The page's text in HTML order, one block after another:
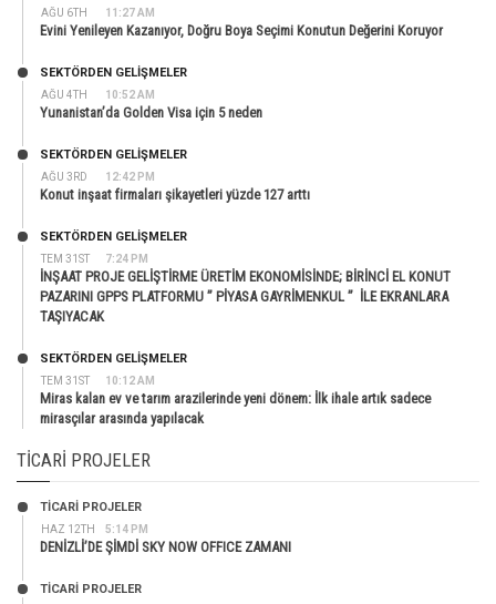
AĞU 6TH 11:27 AM
Evini Yenileyen Kazanıyor, Doğru Boya Seçimi Konutun Değerini Koruyor
AĞU 4TH 10:52 AM
SEKTÖRDEN GELIŞMELER
Yunanistan’da Golden Visa için 5 neden
AĞU 3RD 12:42 PM
SEKTÖRDEN GELIŞMELER
Konut inşaat firmaları şikayetleri yüzde 127 arttı
TEM 31ST 7:24 PM
SEKTÖRDEN GELIŞMELER
İNŞAAT PROJE GELİŞTİRME ÜRETİM EKONOMİSİNDE; BİRİNCİ EL KONUT
PAZARINI GPPS PLATFORMU ” PİYASA GAYRİMENKUL ” İLE EKRANLARA
TAŞIYACAK
TEM 31ST 10:12 AM
SEKTÖRDEN GELIŞMELER
Miras kalan ev ve tarım arazilerinde yeni dönem: İlk ihale artık sadece
mirasçılar arasında yapılacak
TICARI PROJELER
HAZ 12TH 5:14 PM
TİCARİ PROJELER
DENİZLİ’DE ŞİMDİ SKY NOW OFFICE ZAMANI
TİCARİ PROJELER